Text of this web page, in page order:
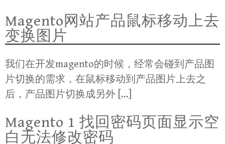
Magento网站产品鼠标移动上去
变换图片
我们在开发magento的时候，经常会碰到产品图
片切换的需求，在鼠标移动到产品图片上去之
后，产品图片切换成另外 […]
Magento 1 找回密码页面显示空
白无法修改密码